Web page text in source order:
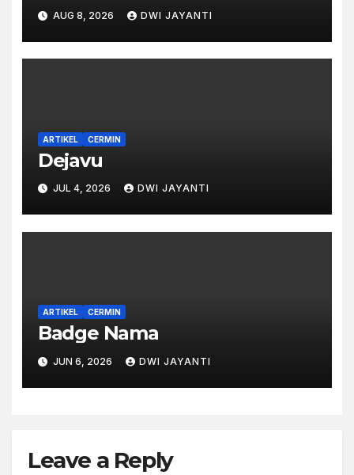
AUG 8, 2026 DWI JAYANTI
ARTIKEL CERMIN
Dejavu
JUL 4, 2026 DWI JAYANTI
ARTIKEL CERMIN
Badge Nama
JUN 6, 2026 DWI JAYANTI
Leave a Reply